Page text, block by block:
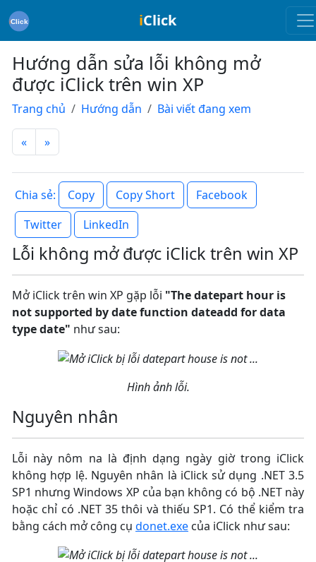
iClick
Hướng dẫn sửa lỗi không mở
được iClick trên win XP
Trang chủ Hướng dẫn Bài viết đang xem
« »
Chia sẻ: Copy Copy Short
Facebook
Twitter
LinkedIn
Lỗi không mở được iClick trên win XP
Mở iClick trên win XP gặp lỗi "The datepart hour is
not supported by date function dateadd for data
type date" như sau:
Hình ảnh lỗi.
Nguyên nhân
Lỗi này nôm na là định dạng ngày giờ trong iClick
không hợp lệ. Nguyên nhân là iClick sử dụng .NET 3.5
SP1 nhưng Windows XP của bạn không có bộ .NET này
hoặc chỉ có .NET 35 thôi và thiếu SP1. Có thể kiểm tra
bằng cách mở công cụ donet.exe của iClick như sau: